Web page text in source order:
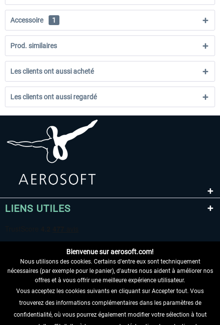
Accessoire 1
Prod. similaires
Les clients ont aussi acheté
Les clients ont aussi regardé
LIENS UTILES
RENONCER AU CONTRAT ICI
INFORMATIONS
Bienvenue sur aerosoft.com!
Nous utilisons des cookies. Certains d'entre eux sont techniquement
nécessaires (par exemple pour le panier), d'autres nous aident à améliorer nos
offres et à vous offrir une meilleure expérience utilisateur.
Vous acceptez les cookies suivants en cliquant sur Accepter tout. Vous
trouverez des informations complémentaires dans les paramètres de
confidentialité, où vous pourrez également modifier votre sélection à tout